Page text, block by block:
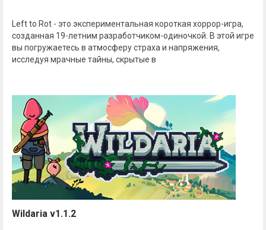
Left to Rot - это экспериментальная короткая хоррор-игра,
созданная 19-летним разработчиком-одиночкой. В этой игре
вы погружаетесь в атмосферу страха и напряжения,
исследуя мрачные тайны, скрытые в
Wildaria v1.1.2